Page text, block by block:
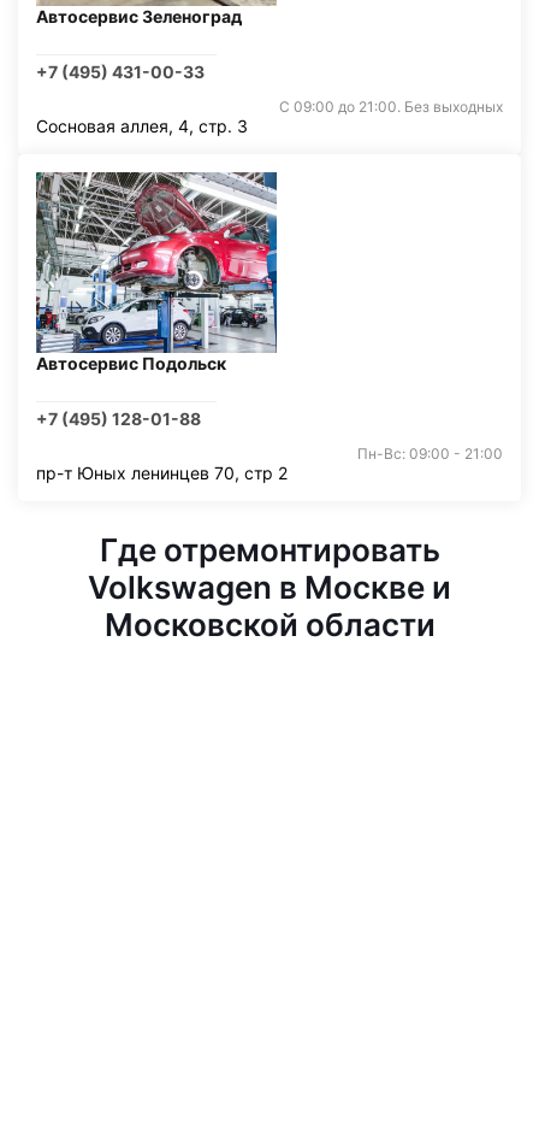
Автосервис Зеленоград
+7 (495) 431-00-33
С 09:00 до 21:00. Без выходных
Сосновая аллея, 4, стр. 3
Автосервис Подольск
+7 (495) 128-01-88
Пн-Вс: 09:00 - 21:00
пр-т Юных ленинцев 70, стр 2
Где отремонтировать
Volkswagen в Москве и
Московской области